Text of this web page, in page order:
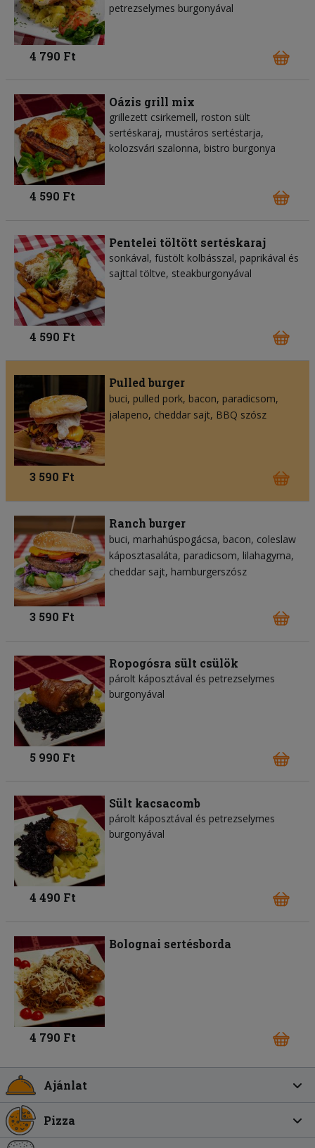
petrezselymes burgonyával
4 790 Ft
Oázis grill mix
grillezett csirkemell, roston sült
sertéskaraj, mustáros sertéstarja,
kolozsvári szalonna, bistro burgonya
4 590 Ft
Pentelei töltött sertéskaraj
sonkával, füstölt kolbásszal, paprikával és
sajttal töltve, steakburgonyával
4 590 Ft
Pulled burger
buci pulled pork bacon paradicsom
jalapeno cheddar sajt BBQ szósz
3 590 Ft
Ranch burger
buci marhahúspogácsa bacon coleslaw
káposztasaláta paradicsom lilahagyma
cheddar sajt hamburgerszósz
3 590 Ft
Ropogósra sült csülök
párolt káposztával és petrezselymes
burgonyával
5 990 Ft
Sült kacsacomb
párolt káposztával és petrezselymes
burgonyával
4 490 Ft
Bolognai sertésborda
4 790 Ft
Ajánlat
Pizza